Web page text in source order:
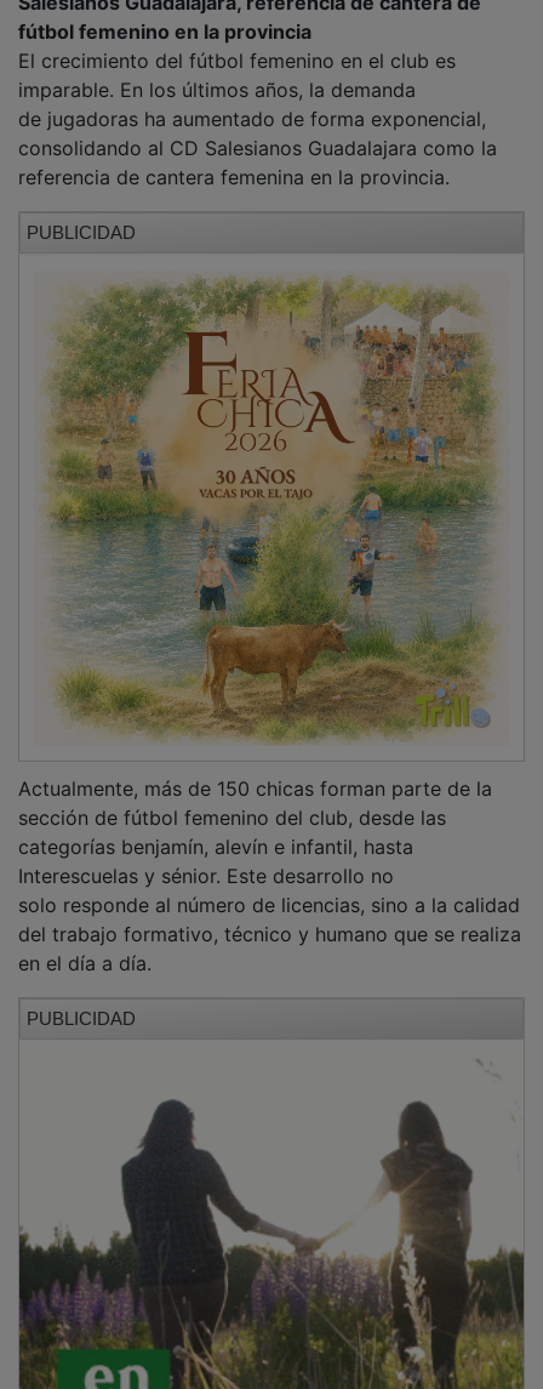
fútbol femenino en la provincia
El crecimiento del fútbol femenino en el club es
imparable. En los últimos años, la demanda
de jugadoras ha aumentado de forma exponencial,
consolidando al CD Salesianos Guadalajara como la
referencia de cantera femenina en la provincia.
sección de fútbol femenino del club, desde las
categorías benjamín, alevín e infantil, hasta
Interescuelas y sénior. Este desarrollo no
solo responde al número de licencias, sino a la calidad
del trabajo formativo, técnico y humano que se realiza
en el día a día.